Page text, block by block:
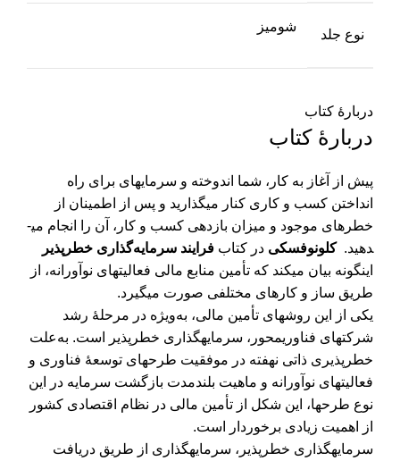
نوع جلد
شومیز
دربارهٔ کتاب
دربارهٔ کتاب
پیش از آغاز به کار، شما اندوخته و سرمایه­ای برای راه
انداختن کسب و کاری کنار می­گذارید و پس از اطمینان از
خطرهای موجود و میزان بازدهی کسب و کار، آن را انجام می­
دهید.کلونوفسکی در کتاب فرایند سرمایه‌­گذاری خطرپذیر
این­گونه بیان می­کند که تأمین منابع مالی فعالیت­های نوآورانه، از
طریق ساز و کارهای مختلفی صورت می­گیرد.
یکی از این روش­های تأمین مالی، به‌ویژه در مرحلۀ رشد
شرکت­های فناوری­محور، سرمایه­گذاری خطرپذیر است. به‌علت
خطرپذیری ذاتی نهفته در موفقیت طرح­های توسعۀ فناوری و
فعالیت­های نوآورانه و ماهیت بلندمدت بازگشت سرمایه در این
نوع طرح­ها، این شکل از تأمین مالی در نظام اقتصادی کشور
از اهمیت زیادی برخوردار است.
سرمایه­گذاری خطر­پذیر، سرمایه­گذاری از طریق دریافت